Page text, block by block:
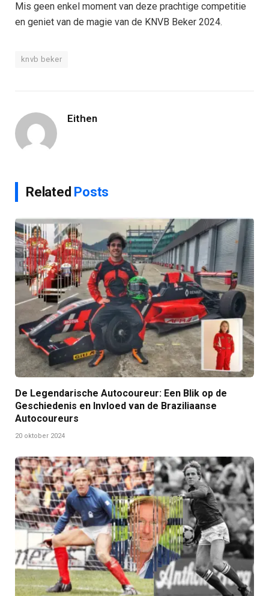
Mis geen enkel moment van deze prachtige competitie
en geniet van de magie van de KNVB Beker 2024.
knvb beker
Eithen
Related Posts
De Legendarische Autocoureur: Een Blik op de
Geschiedenis en Invloed van de Braziliaanse
Autocoureurs
20 oktober 2024